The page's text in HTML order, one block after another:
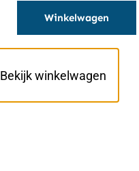
Winkelwagen
Bekijk winkelwagen